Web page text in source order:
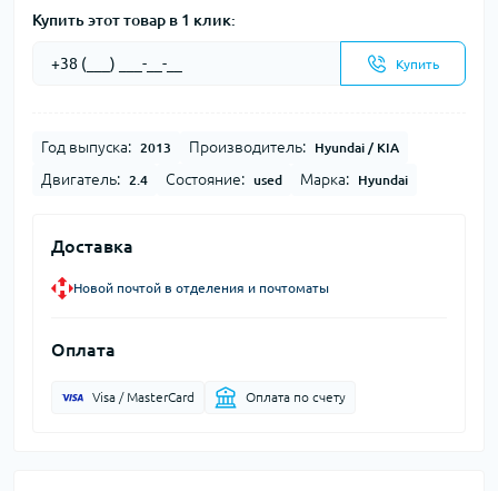
Купить этот товар в 1 клик:
Купить
Год выпуска: 2013 Производитель: Hyundai / KIA
Двигатель: 2.4 Состояние: used Марка: Hyundai
Доставка
Новой почтой в отделения и почтоматы
Оплата
Visa / MasterCard Оплата по счету